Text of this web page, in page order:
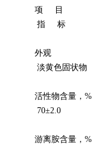
项 目
指 标
外观
淡黄色固状物
活性物含量，%
70±2.0
游离胺含量，%